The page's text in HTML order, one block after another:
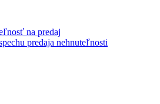
na predaj
predaja nehnuteľnosti